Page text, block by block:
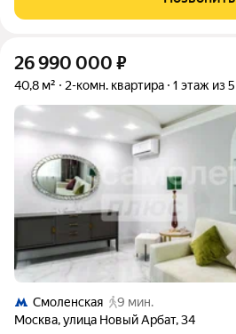
доме на Смоленском бульваре. Это
26 990 000 ₽
40,8 м² 2-комн. квартира 1 этаж из 5
Смоленская
9 мин.
Москва,улица Новый Арбат,34